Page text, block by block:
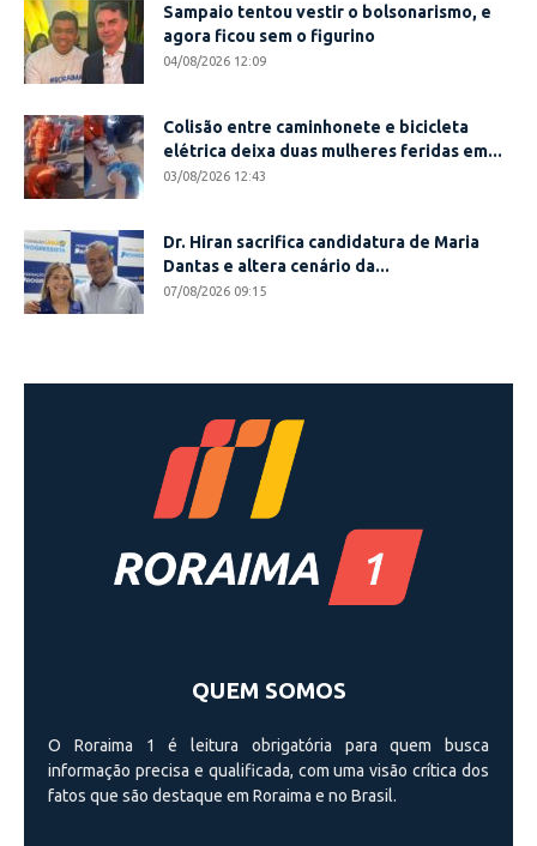
Sampaio tentou vestir o bolsonarismo, e
agora ficou sem o figurino
04/08/2026 12:09
Colisão entre caminhonete e bicicleta
elétrica deixa duas mulheres feridas em...
03/08/2026 12:43
Dr. Hiran sacrifica candidatura de Maria
Dantas e altera cenário da...
07/08/2026 09:15
QUEM SOMOS
O Roraima 1 é leitura obrigatória para quem busca
informação precisa e qualificada, com uma visão crí­tica dos
fatos que são destaque em Roraima e no Brasil.